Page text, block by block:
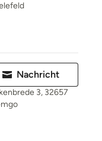
Nachricht
3, 32657